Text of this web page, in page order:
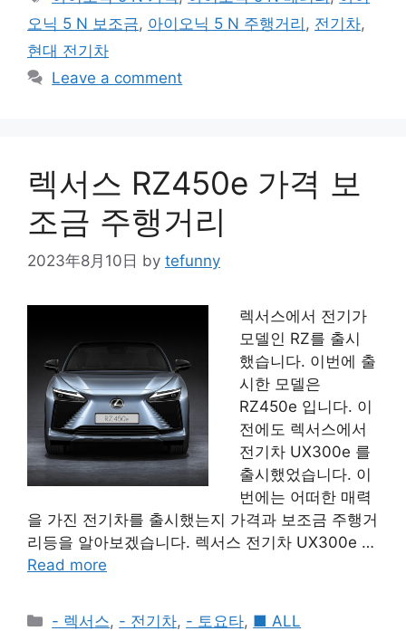
오닉 5 N 보조금, 아이오닉 5 N 주행거리 , 전기차,
현대 전기차
Leave a comment
렉서스 RZ450e 가격 보
조금 주행거리
2023年8月10日 by tefunny
렉서스에서 전기가
모델인 RZ를 출시
했습니다. 이번에 출
시한 모델은
RZ450e 입니다. 이
전에도 렉서스에서
전기차 UX300e 를
출시했었습니다. 이
번에는 어떠한 매력
을 가진 전기차를 출시했는지 가격과 보조금 주행거
리등을 알아보겠습니다. 렉서스 전기차 UX300e …
Read more
Categories
- 렉서스, - 전기차, - 토요타, ■ ALL